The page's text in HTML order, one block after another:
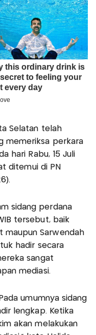
Selatan telah
memeriksa perkara
hari Rabu, 15 Juli
ditemui di PN
sidang perdana
tersebut, baik
maupun Sarwendah
hadir secara
sangat
mediasi.
umumnya sidang
lengkap. Ketika
akan melakukan